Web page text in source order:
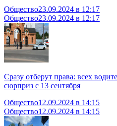
Общество23.09.2024 в 12:17
Общество23.09.2024 в 12:17
Сразу отберут права: всех
сюрприз с 13 сентября
Общество12.09.2024 в 14:15
Общество12.09.2024 в 14:15